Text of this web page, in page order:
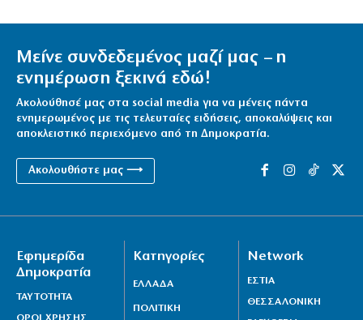
Μείνε συνδεδεμένος μαζί μας – η
ενημέρωση ξεκινά εδώ!
Ακολούθησέ μας στα social media για να μένεις πάντα
ενημερωμένος με τις τελευταίες ειδήσεις, αποκαλύψεις και
αποκλειστικό περιεχόμενο από τη Δημοκρατία.
Ακολουθήστε μας ⟶
Εφημερίδα
Δημοκρατία
ΤΑΥΤΟΤΗΤΑ
Κατηγορίες
ΕΛΛΑΔΑ
ΠΟΛΙΤΙΚΗ
Network
ΕΣΤΙΑ
ΘΕΣΣΑΛΟΝΙΚΗ